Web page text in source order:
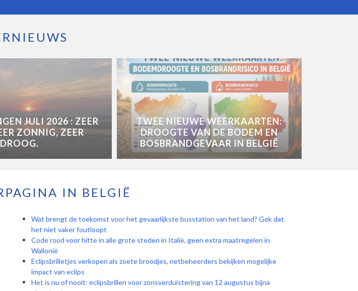
JULI 2026 : ZEER
ZONNIG, ZEER
DROOG.
TWEE NIEUWE WEERKAARTEN:
DROOGTE VAN DE BODEM EN
BOSBRANDGEVAAR IN BELGIË
IN BELGIË
Wat brengt de toekomst voor het gevaarlijkste busstation van het land? Gek dat
het niet vaker foutloopt
Code rood voor hitte in alle grote steden in Italië, geen extra maatregelen in
Wallonië
Eclipsbrilletjes verkopen als zoete broodjes, netbeheerders bekijken mogelijke
impact van eclips
Het is nu of nooit: eclipsbrillen voor zonsverduistering van 12 augustus bijna